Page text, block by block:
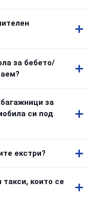
за бебето/
за
си под
екстри?
които се